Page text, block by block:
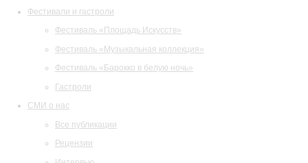
Фестивали и гастроли
Фестиваль «Площадь Искусств»
Фестиваль «Музыкальная коллекция»
Фестиваль «Барокко в белую ночь»
Гастроли
СМИ о нас
Все публикации
Рецензии